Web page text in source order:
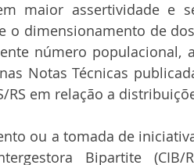
maior assertividade e
o dimensionamento de
número populacional,
Notas Técnicas
RS em relação a
ou a tomada de
Bipartite (CIB/